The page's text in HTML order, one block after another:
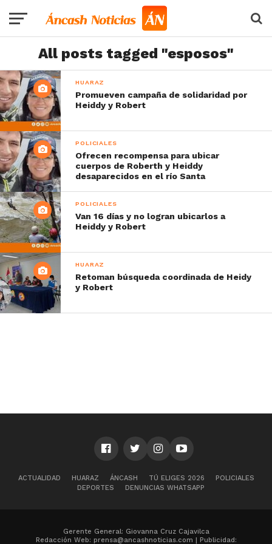
All posts tagged "esposos"
HUARAZ
Promueven campaña de solidaridad por
Heiddy y Robert
POLICIALES
Ofrecen recompensa para ubicar
cuerpos de Roberth y Heiddy
desaparecidos en el río Santa
POLICIALES
Van 16 días y no logran ubicarlos a
Heiddy y Robert
HUARAZ
Retoman búsqueda coordinada de Heidy
y Robert
ACTUALIDAD HUARAZ ÁNCASH TÚ ELIGES 2026
POLICIALES
DEPORTES
DENUNCIAS WHATSAPP
Gerente General: Giovanna Cruz Cajavilca
Redacción Web: prensa@ancashnoticias.com | Publicidad: